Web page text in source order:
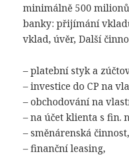
minimálně 500
banky: přijímání
vklad, úvěr, Další
– platební styk a
– investice do CP na
– obchodování na
– na účet klienta s fin.
– směnárenská
– finanční leasing,